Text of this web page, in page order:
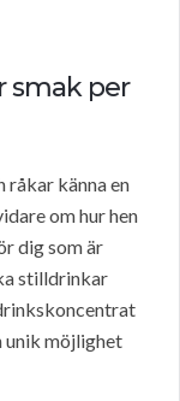
smak per
råkar känna en
om hur hen
dig som är
stilldrinkar
möjlighet